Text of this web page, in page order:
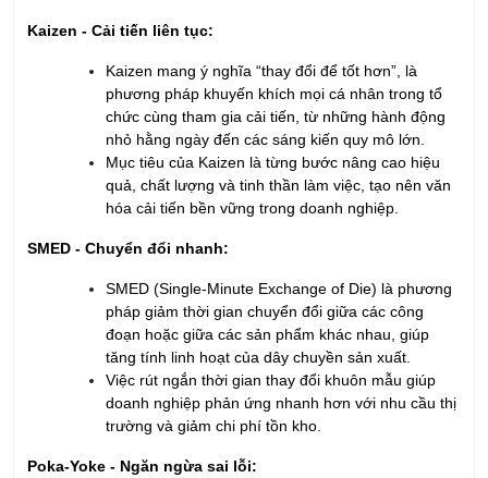
Kaizen - Cải tiến liên tục:
Kaizen mang ý nghĩa “thay đổi để tốt hơn”, là
phương pháp khuyến khích mọi cá nhân trong tổ
chức cùng tham gia cải tiến, từ những hành động
nhỏ hằng ngày đến các sáng kiến quy mô lớn.
Mục tiêu của Kaizen là từng bước nâng cao hiệu
quả, chất lượng và tinh thần làm việc, tạo nên văn
hóa cải tiến bền vững trong doanh nghiệp.
SMED - Chuyển đổi nhanh:
SMED (Single-Minute Exchange of Die) là phương
pháp giảm thời gian chuyển đổi giữa các công
đoạn hoặc giữa các sản phẩm khác nhau, giúp
tăng tính linh hoạt của dây chuyền sản xuất.
Việc rút ngắn thời gian thay đổi khuôn mẫu giúp
doanh nghiệp phản ứng nhanh hơn với nhu cầu thị
trường và giảm chi phí tồn kho.
Poka-Yoke - Ngăn ngừa sai lỗi: